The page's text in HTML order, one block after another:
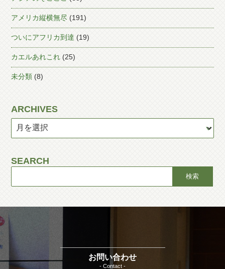
アメリカ縦横無尽 (191)
ついにアフリカ到達 (19)
カエルあれこれ (25)
未分類 (8)
ARCHIVES
SEARCH
お問い合わせ
- Contact -